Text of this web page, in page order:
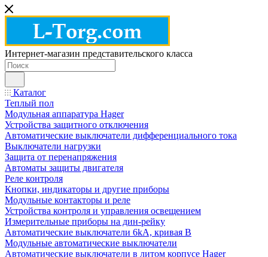
Интернет-магазин представительского класса
Каталог
Теплый пол
Модульная аппаратура Hager
Устройства защитного отключения
Автоматические выключатели дифференциального тока
Выключатели нагрузки
Защита от перенапряжения
Автоматы защиты двигателя
Реле контроля
Кнопки, индикаторы и другие приборы
Модульные контакторы и реле
Устройства контроля и управления освещением
Измерительные приборы на дин-рейку
Автоматические выключатели 6kA, кривая В
Модульные автоматические выключатели
Автоматические выключатели в литом корпусе Hager